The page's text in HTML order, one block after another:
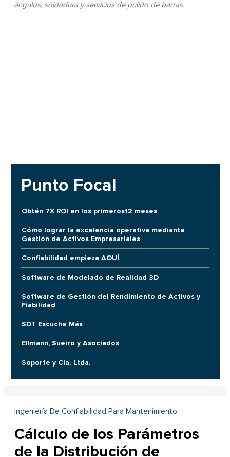
ángulos, soldadura y servicios de pulido de barras.
Punto Focal
Obtén 7X ROI en los primeros12 meses
Cómo lograr la excelencia operativa mediante
Gestión de Activos Empresariales
Confiabilidad empieza AQUÍ
Software de Modelado de Realidad 3D
Software de Gestión del Rendimiento de Activos y
Fiabilidad
SDT Escuche Más
Ellmann, Sueiro y Asociados
Soporte y Cía. Ltda.
Ingeniería De Confiabilidad Para Mantenimiento
Cálculo de los Parámetros
de la Distribución de